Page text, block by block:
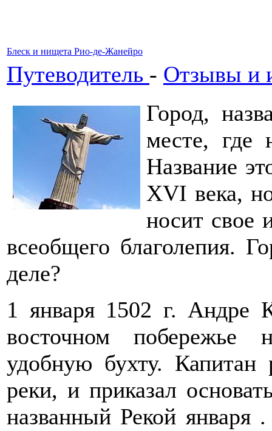
Блеск и нищета Рио-де-Жанейро
Путеводитель - Отзывы и
Город,
месте, где
Название
XVI века,
носит свое
всеобщего благолепия.
деле?
1 января 1502 г. Андре
восточном побережье
удобную бухту.
реки, и приказал
названный Рекой января